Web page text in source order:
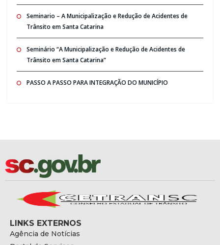
Seminario – A Municipalização e Redução de Acidentes de
Trânsito em Santa Catarina
Seminário “A Municipalização e Redução de Acidentes de
Trânsito em Santa Catarina”
PASSO A PASSO PARA INTEGRAÇÃO DO MUNICÍPIO
LINKS EXTERNOS
Agência de Notícias